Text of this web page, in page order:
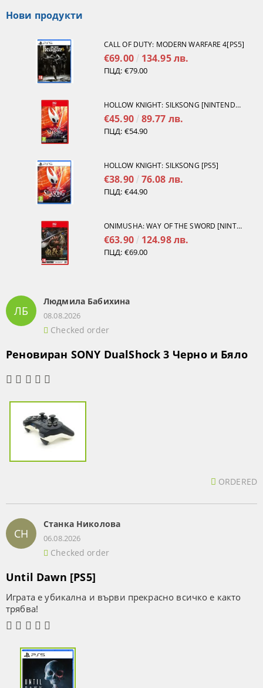
Нови продукти
CALL OF DUTY: MODERN WARFARE 4[PS5]
€69.00 134.95 лв.
ПЦД: €79.00
HOLLOW KNIGHT: SILKSONG [NINTENDO SWITCH 2]
€45.90 89.77 лв.
ПЦД: €54.90
HOLLOW KNIGHT: SILKSONG [PS5]
€38.90 76.08 лв.
ПЦД: €44.90
ONIMUSHA: WAY OF THE SWORD [NINTENDO SWITCH 2]
€63.90 124.98 лв.
ПЦД: €69.00
ЛБ
Людмила Бабихина
08.08.2026
Checked order
Реновиран SONY DualShock 3 Черно и Бяло
ORDERED
СН
Станка Николова
06.08.2026
Checked order
Until Dawn [PS5]
Играта е убикална и върви прекрасно всичко е както
трябва!